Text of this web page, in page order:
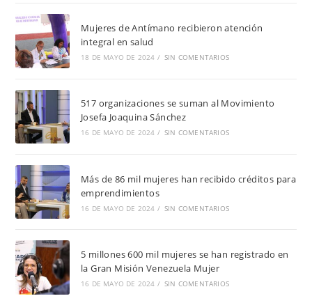
Mujeres de Antímano recibieron atención
integral en salud
18 DE MAYO DE 2024 / SIN COMENTARIOS
517 organizaciones se suman al Movimiento
Josefa Joaquina Sánchez
16 DE MAYO DE 2024 / SIN COMENTARIOS
Más de 86 mil mujeres han recibido créditos para
emprendimientos
16 DE MAYO DE 2024 / SIN COMENTARIOS
5 millones 600 mil mujeres se han registrado en
la Gran Misión Venezuela Mujer
16 DE MAYO DE 2024 / SIN COMENTARIOS